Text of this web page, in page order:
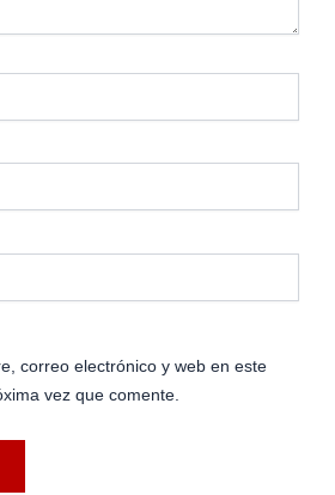
correo electrónico y web en este
vez que comente.